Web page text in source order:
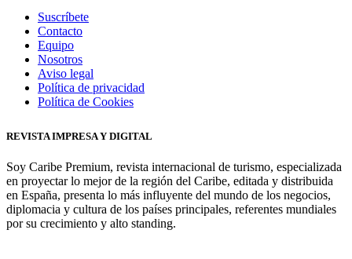
Suscríbete
Contacto
Equipo
Nosotros
Aviso legal
Política de privacidad
Política de Cookies
REVISTA IMPRESA Y DIGITAL
Soy Caribe Premium, revista internacional de turismo, especializada
en proyectar lo mejor de la región del Caribe, editada y distribuida
en España, presenta lo más influyente del mundo de los negocios,
diplomacia y cultura de los países principales, referentes mundiales
por su crecimiento y alto standing.